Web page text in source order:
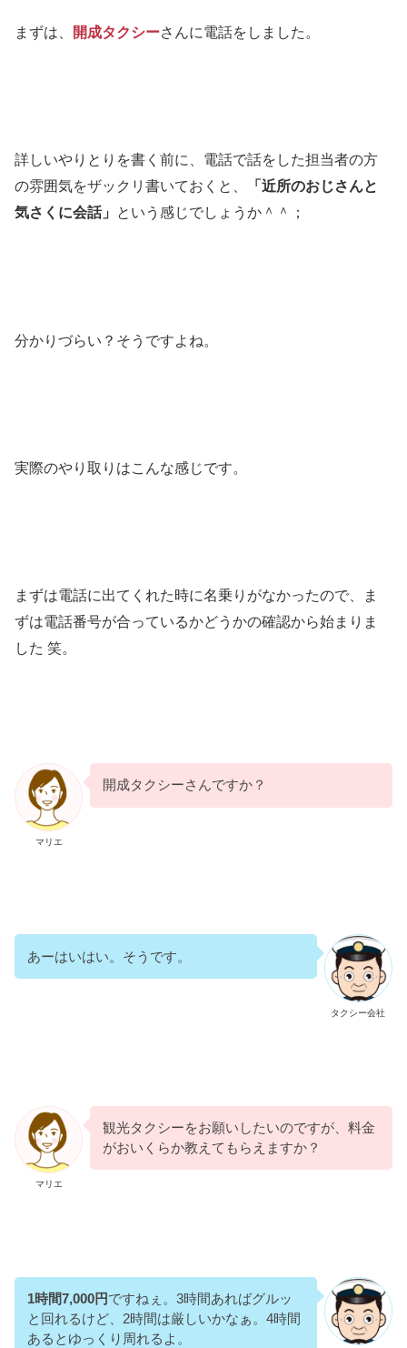
まずは、 開成タクシーさんに電話をしました。
詳しいやりとりを書く前に、電話で話をした担当者の方
の雰囲気をザックリ書いておくと、
「近所のおじさんと
気さくに会話」 という感じでしょうか＾＾；
分かりづらい？そうですよね。
実際のやり取りはこんな感じです。
まずは電話に出てくれた時に名乗りがなかったので、ま
ずは電話番号が合っているかどうかの確認から始まりま
した 笑。
マリエ
開成タクシーさんですか？
タクシー会社
あーはいはい。そうです。
マリエ
観光タクシーをお願いしたいのですが、料金
がおいくらか教えてもらえますか？
1時間7,000円ですねぇ。3時間あればグルッ
と回れるけど、2時間は厳しいかなぁ。4時間
あるとゆっくり周れるよ。